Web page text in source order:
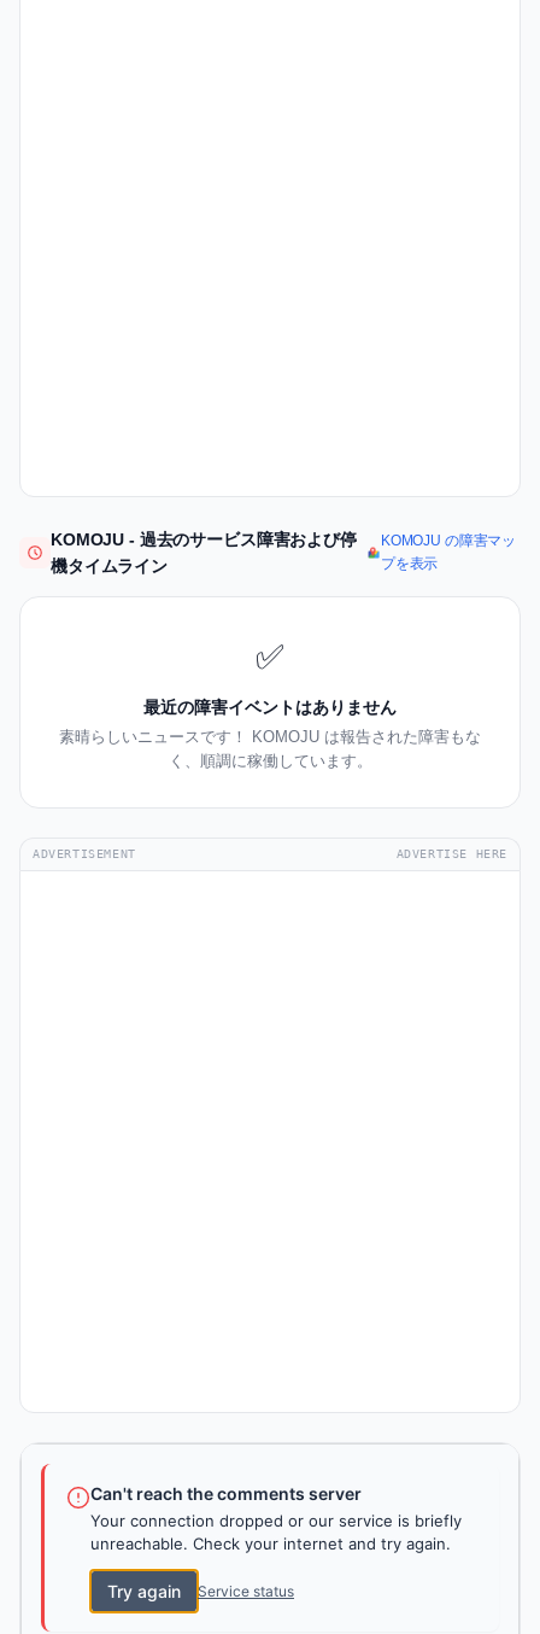
KOMOJU - 過去のサービス障害および停
機タイムライン
KOMOJU の障害マッ
プを表示
✅
最近の障害イベントはありません
素晴らしいニュースです！ KOMOJU は報告された障害もな
く、順調に稼働しています。
ADVERTISEMENT ADVERTISE HERE
Can't reach the comments server
Your connection dropped or our service is briefly
unreachable. Check your internet and try again.
Try again Service status